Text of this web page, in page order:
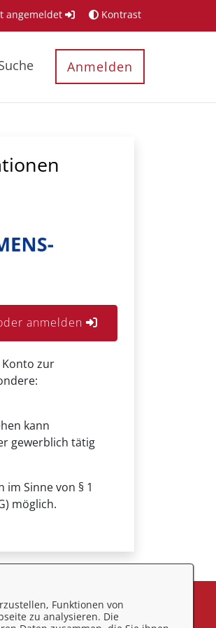
angemeldet Kontrast
Anmelden
anmelden
zur
kann
gewerblich tätig
Sinne von § 1
möglich.
Funktionen von
zu analysieren. Die